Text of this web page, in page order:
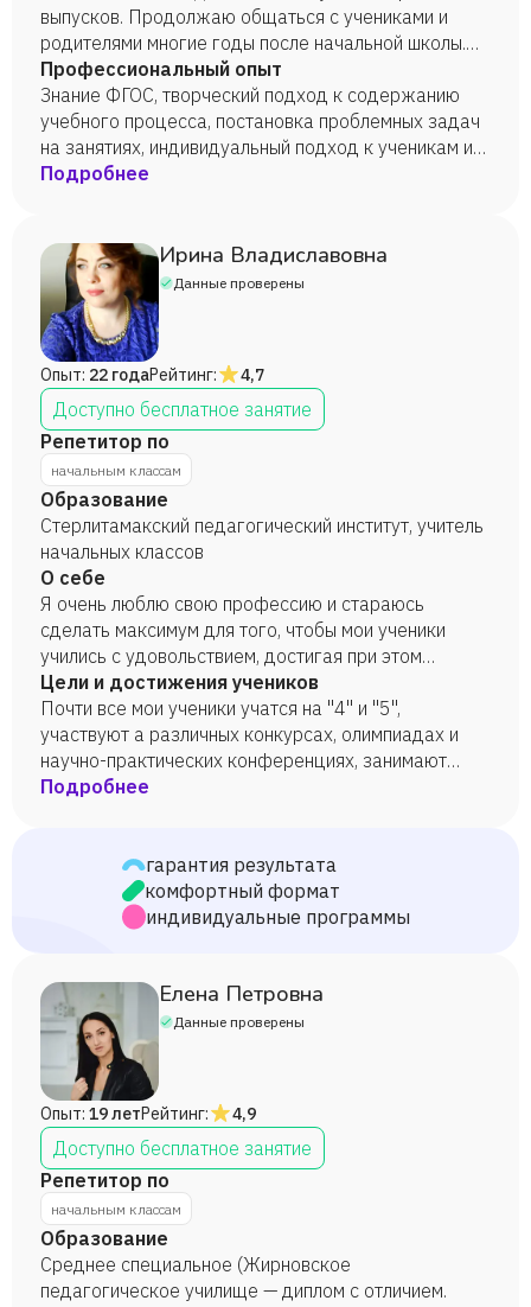
выпусков. Продолжаю общаться с учениками и
родителями многие годы после начальной школы.
Ищу работу в связи со сменой места жительства
Профессиональный опыт
Знание ФГОС, творческий подход к содержанию
учебного процесса, постановка проблемных задач
на занятиях, индивидуальный подход к ученикам и
различных форм оценивания знаний.
Подробнее
Ирина Владиславовна
Данные проверены
Опыт: 22 годаРейтинг: 4,7
Доступно бесплатное занятие
Репетитор по
начальным классам
Образование
Стерлитамакский педагогический институт, учитель
начальных классов
О себе
Я очень люблю свою профессию и стараюсь
сделать максимум для того, чтобы мои ученики
учились с удовольствием, достигая при этом
высоких результатов. Радуясь каждому дню,
стараюсь во всем достичь гармонии.
Цели и достижения учеников
Почти все мои ученики учатся на "4" и "5",
участвуют а различных конкурсах, олимпиадах и
научно-практических конференциях, занимают
призовые места.
Подробнее
гарантия результата
комфортный формат
индивидуальные программы
Елена Петровна
Данные проверены
Опыт: 19 летРейтинг: 4,9
Доступно бесплатное занятие
Репетитор по
начальным классам
Образование
Среднее специальное (Жирновское
педагогическое училище — диплом с отличием.